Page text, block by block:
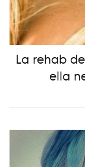
La rehab
ella